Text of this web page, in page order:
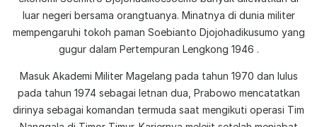
luar negeri bersama orangtuanya. Minatnya di dunia militer
mempengaruhi tokoh paman Soebianto Djojohadikusumo yang
gugur dalam Pertempuran Lengkong 1946 .
Masuk Akademi Militer Magelang pada tahun 1970 dan lulus
pada tahun 1974 sebagai letnan dua, Prabowo mencatatkan
dirinya sebagai komandan termuda saat mengikuti operasi Tim